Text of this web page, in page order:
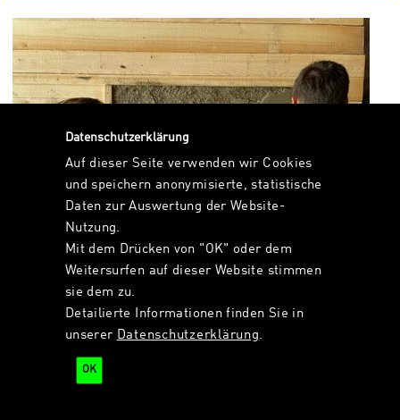
Lehm-Wandaufbau im Detail - Lehm-Workshop im Salzburger
Freilichtmuseum (4.8 MB)
Datenschutzerklärung
Auf dieser Seite verwenden wir Cookies
und speichern anonymisierte, statistische
Daten zur Auswertung der Website-
Nutzung.
Mit dem Drücken von "OK" oder dem
Weitersurfen auf dieser Website stimmen
sie dem zu.
Detailierte Informationen finden Sie in
unserer Datenschutzerklärung.
OK